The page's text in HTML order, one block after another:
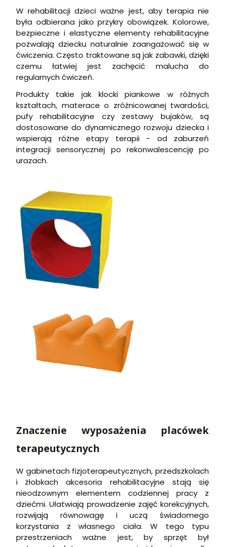
W rehabilitacji dzieci ważne jest, aby terapia nie
była odbierana jako przykry obowiązek. Kolorowe,
bezpieczne i elastyczne elementy rehabilitacyjne
pozwalają dziecku naturalnie zaangażować się w
ćwiczenia. Często traktowane są jak zabawki, dzięki
czemu łatwiej jest zachęcić malucha do
regularnych ćwiczeń.
Produkty takie jak klocki piankowe w różnych
kształtach, materace o zróżnicowanej twardości,
pufy rehabilitacyjne czy zestawy bujaków, są
dostosowane do dynamicznego rozwoju dziecka i
wspierają różne etapy terapii - od zaburzeń
integracji sensorycznej po rekonwalescencję po
urazach.
Znaczenie wyposażenia placówek
terapeutycznych
W gabinetach fizjoterapeutycznych, przedszkolach
i żłobkach akcesoria rehabilitacyjne stają się
nieodzownym elementem codziennej pracy z
dziećmi. Ułatwiają prowadzenie zajęć korekcyjnych,
rozwijają równowagę i uczą świadomego
korzystania z własnego ciała. W tego typu
przestrzeniach ważne jest, by sprzęt był